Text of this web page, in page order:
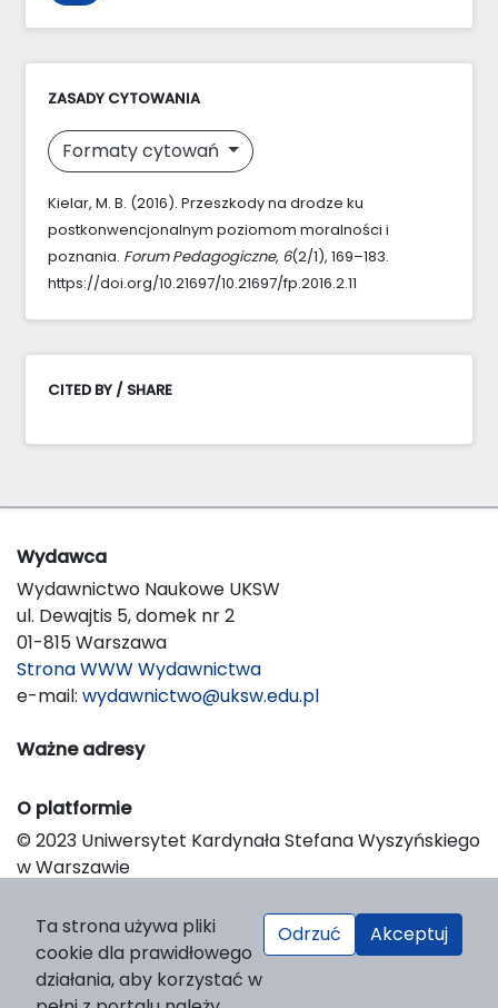
ZASADY CYTOWANIA
Formaty cytowań
Kielar, M. B. (2016). Przeszkody na drodze ku
postkonwencjonalnym poziomom moralności i
poznania. Forum Pedagogiczne, 6(2/1), 169–183.
https://doi.org/10.21697/10.21697/fp.2016.2.11
CITED BY / SHARE
Wydawca
Wydawnictwo Naukowe UKSW
ul. Dewajtis 5, domek nr 2
01-815 Warszawa
Strona WWW Wydawnictwa
e-mail: wydawnictwo@uksw.edu.pl
Ważne adresy
O platformie
© 2023 Uniwersytet Kardynała Stefana Wyszyńskiego
w Warszawie
Platform & Workflow by OJS/PKP
Ta strona używa pliki
cookie dla prawidłowego
działania, aby korzystać w
Odrzuć Akceptuj